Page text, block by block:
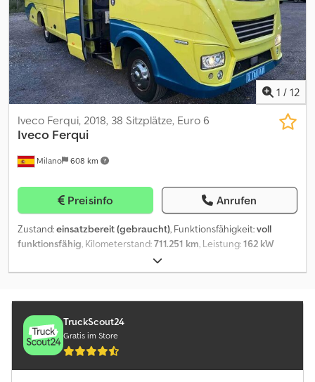
1 / 12
Milano 608 km
Iveco Ferqui, 2018, 38 Sitzplätze, Euro 6
Iveco Ferqui
Preisinfo Anrufen
Zustand:einsatzbereit (gebraucht), Funktionsfähigkeit:voll
funktionsfähig, Kilometerstand:711.251 km, Leistung:162 kW
02/2018
der Sitzplätze:35, Getriebetyp:Automatisch, Achsen-
Emissionsklasse:Euro6, Bremsen:Retarder, Reifengröße:235/75
R17.5, Ausstattung:ABS, Klimaanlage, Standheizung,
Traktionskontrolle , Reisebus - Iveco Ferqui Technische Daten: -
Erstzulassung: 2018 - km: 711.251 - Sitzplätze: 38 - Euro: Euro 6 -
TruckScout24
Gratis im Store